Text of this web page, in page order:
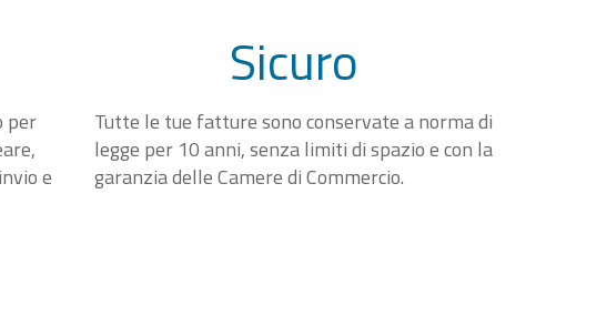
per
e
Sicuro
Tutte le tue fatture sono conservate a norma di
legge per 10 anni, senza limiti di spazio e con la
garanzia delle Camere di Commercio.